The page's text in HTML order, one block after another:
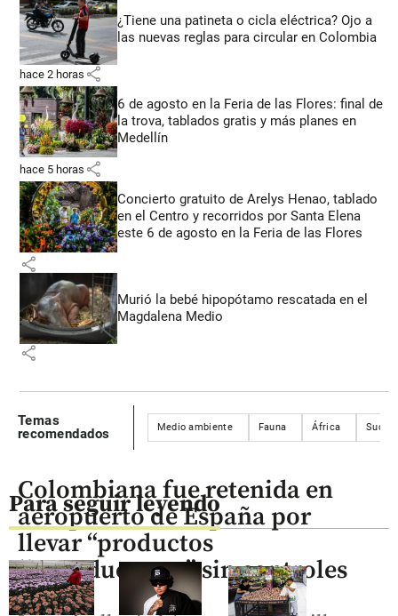
¿Tiene una patineta o cicla eléctrica? Ojo a
las nuevas reglas para circular en Colombia
hace 2 horas share
6 de agosto en la Feria de las Flores: final de
la trova, tablados gratis y más planes en
Medellín
hace 5 horas share
Concierto gratuito de Arelys Henao, tablado
en el Centro y recorridos por Santa Elena
este 6 de agosto en la Feria de las Flores
share
Murió la bebé hipopótamo rescatada en el
Magdalena Medio
share
Temas
recomendados
Medio ambiente Fauna África
Para seguir leyendo
Colombiana fue retenida en
aeropuerto de España por
llevar “productos
liporeductores” sin controles